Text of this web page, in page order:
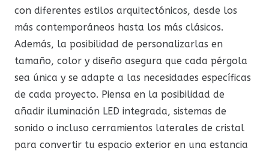
con diferentes estilos arquitectónicos, desde los
más contemporáneos hasta los más clásicos.
Además, la posibilidad de personalizarlas en
tamaño, color y diseño asegura que cada pérgola
sea única y se adapte a las necesidades específicas
de cada proyecto. Piensa en la posibilidad de
añadir iluminación LED integrada, sistemas de
sonido o incluso cerramientos laterales de cristal
para convertir tu espacio exterior en una estancia